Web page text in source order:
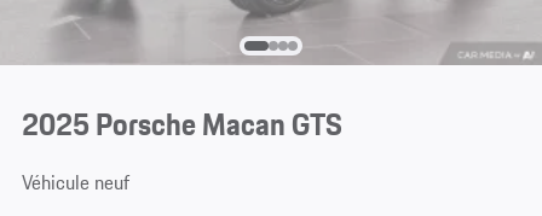
2025 Porsche Macan GTS
Véhicule neuf